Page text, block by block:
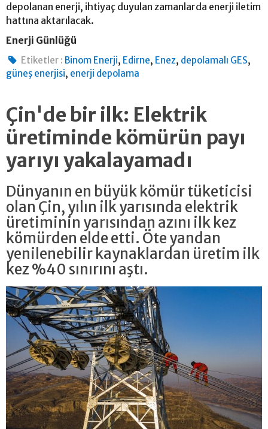
depolanan enerji, ihtiyaç duyulan zamanlarda enerji iletim
hattına aktarılacak.
Enerji Günlüğü
Etiketler : Binom Enerji, Edirne, Enez, depolamalı GES,
güneş enerjisi, enerji depolama
Çin'de bir ilk: Elektrik
üretiminde kömürün payı
yarıyı yakalayamadı
Dünyanın en büyük kömür tüketicisi
olan Çin, yılın ilk yarısında elektrik
üretiminin yarısından azını ilk kez
kömürden elde etti. Öte yandan
yenilenebilir kaynaklardan üretim ilk
kez %40 sınırını aştı.